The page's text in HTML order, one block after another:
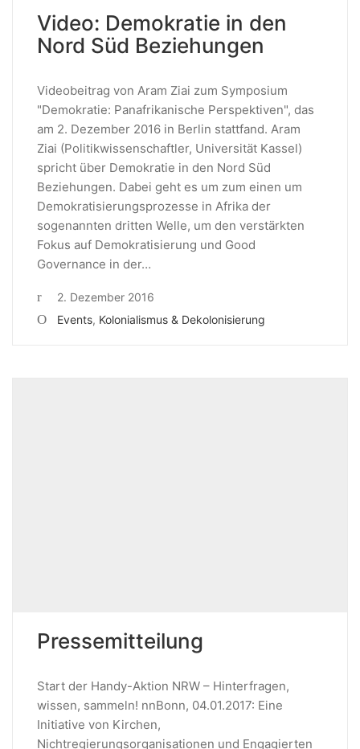
Video: Demokratie in den
Nord Süd Beziehungen
Videobeitrag von Aram Ziai zum Symposium
"Demokratie: Panafrikanische Perspektiven", das
am 2. Dezember 2016 in Berlin stattfand. Aram
Ziai (Politikwissenschaftler, Universität Kassel)
spricht über Demokratie in den Nord Süd
Beziehungen. Dabei geht es um zum einen um
Demokratisierungsprozesse in Afrika der
sogenannten dritten Welle, um den verstärkten
Fokus auf Demokratisierung und Good
Governance in der…
2. Dezember 2016
Events, Kolonialismus & Dekolonisierung
Pressemitteilung
Start der Handy-Aktion NRW – Hinterfragen,
wissen, sammeln! nnBonn, 04.01.2017: Eine
Initiative von Kirchen,
Nichtregierungsorganisationen und Engagierten